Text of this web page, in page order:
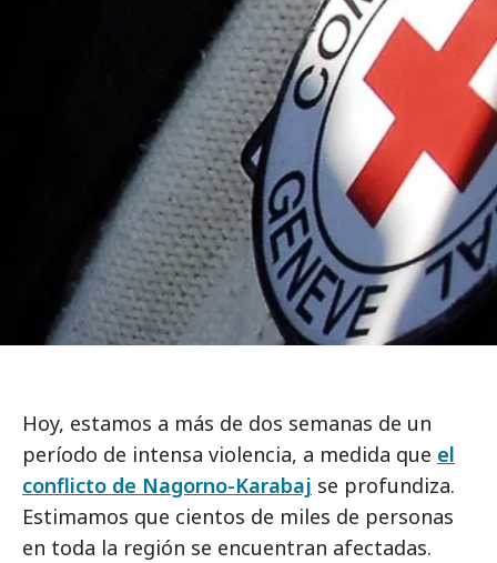
Hoy, estamos a más de dos semanas de un
período de intensa violencia, a medida que el
conflicto de Nagorno-Karabaj se profundiza.
Estimamos que cientos de miles de personas
en toda la región se encuentran afectadas.